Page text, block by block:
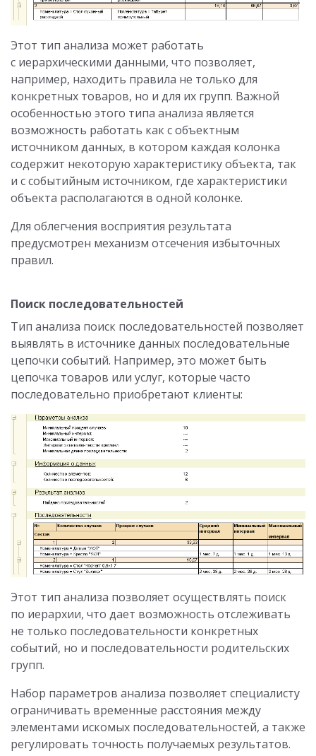
Этот тип анализа может работать
с иерархическими данными, что позволяет,
например, находить правила не только для
конкретных товаров, но и для их групп. Важной
особенностью этого типа анализа является
возможность работать как с объектным
источником данных, в котором каждая колонка
содержит некоторую характеристику объекта, так
и с событийным источником, где характеристики
объекта располагаются в одной колонке.
Для облегчения восприятия результата
предусмотрен механизм отсечения избыточных
правил.
Поиск последовательностей
Тип анализа поиск последовательностей позволяет
выявлять в источнике данных последовательные
цепочки событий. Например, это может быть
цепочка товаров или услуг, которые часто
последовательно приобретают клиенты:
Этот тип анализа позволяет осуществлять поиск
по иерархии, что дает возможность отслеживать
не только последовательности конкретных
событий, но и последовательности родительских
групп.
Набор параметров анализа позволяет специалисту
ограничивать временные расстояния между
элементами искомых последовательностей, а также
регулировать точность получаемых результатов.